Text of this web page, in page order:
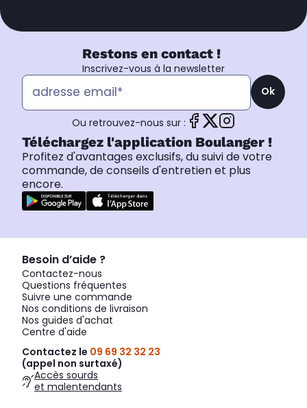
Restons en contact !
Inscrivez-vous à la newsletter
Ok
Ou retrouvez-nous sur :
Téléchargez l'application Boulanger !
Profitez d'avantages exclusifs, du suivi de votre
commande, de conseils d'entretien et plus
encore.
Besoin d’aide ?
Contactez-nous
Questions fréquentes
Suivre une commande
Nos conditions de livraison
Nos guides d'achat
Centre d'aide
Contactez le 09 69 32 32 23
(appel non surtaxé)
Accès sourds
et malentendants